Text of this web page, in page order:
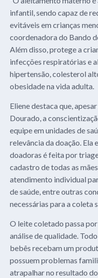
infantil, sendo capaz de
evitáveis em crianças
coordenadora do Bando
Além disso, protege a
infecções respiratórias e
hipertensão, colesterol
obesidade na vida adulta.
Eliene destaca que,
Dourado, a
equipe em unidades de
relevância da doação. Ela
doadoras é feita por
cadastro de todas as
atendimento individual
de saúde, entre outras
necessárias para a coleta
O leite coletado passa
análise de qualidade.
bebês recebam um
possuem problemas
atrapalhar no resultado